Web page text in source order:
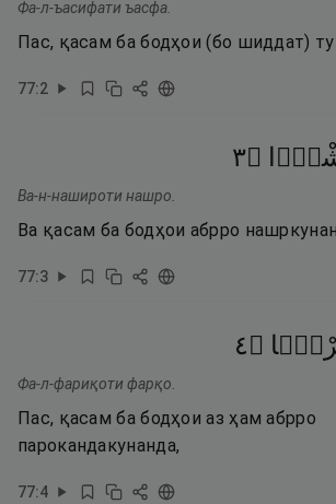
Фа-л-ъасифати ъасфа.
Пас, қасам ба бодҳои (бо шиддат)
77:2
۝٣
Ва-н-нашироти нашро.
Ва қасам ба бодҳои абрро
77:3
۝٤
Фа-л-фариқоти фарқо.
Пас, қасам ба бодҳои аз ҳам абрро
парокандакунанда,
77:4